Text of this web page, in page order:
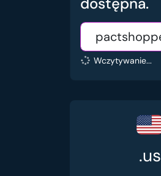
Wczytywanie...
.us